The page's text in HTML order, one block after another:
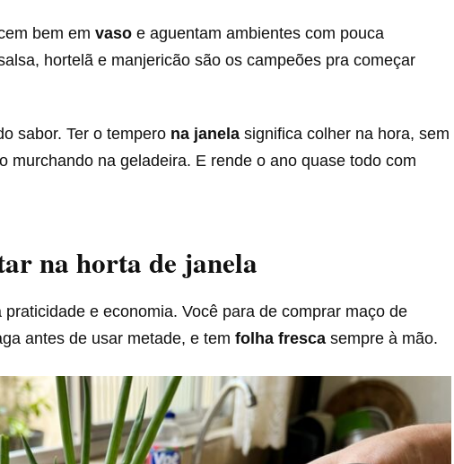
bem em vaso e aguentam ambientes com pouca
hortelã e manjericão são os campeões pra começar
sabor. Ter o tempero na janela significa colher na hora, sem
murchando na geladeira. E rende o ano quase todo com
na horta de janela
e economia. Você para de comprar maço de
antes de usar metade, e tem folha fresca sempre à mão.